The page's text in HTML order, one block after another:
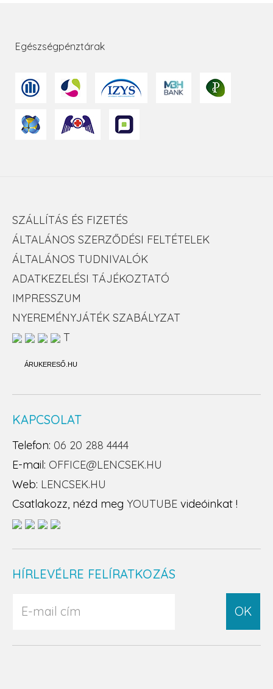
Egészségpénztárak
SZÁLLÍTÁS ÉS FIZETÉS
ÁLTALÁNOS SZERZŐDÉSI FELTÉTELEK
ÁLTALÁNOS TUDNIVALÓK
ADATKEZELÉSI TÁJÉKOZTATÓ
IMPRESSZUM
NYEREMÉNYJÁTÉK SZABÁLYZAT
T
ÁRUKERESŐ.HU
KAPCSOLAT
Telefon: 06 20 288 4444
E-mail: OFFICE@LENCSEK.HU
Web: LENCSEK.HU
Csatlakozz, nézd meg YOUTUBE videóinkat !
HÍRLEVÉLRE FELÍRATKOZÁS
OK